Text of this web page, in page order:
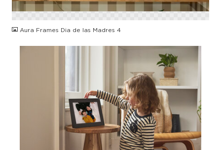
PNG
Aura Frames Dia de las Madres 4